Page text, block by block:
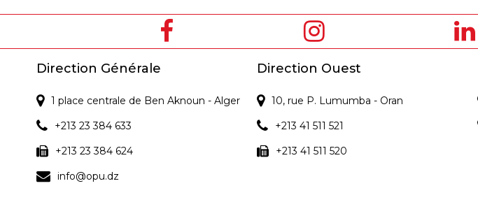
Direction Générale
1 place centrale de Ben Aknoun - Alger
+213 23 384 633
+213 23 384 624
info@opu.dz
Direction Ouest
10, rue P. Lumumba - Oran
+213 41 511 521
+213 41 511 520